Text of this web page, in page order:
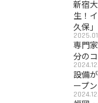
新宿
生！
久保」
専門
分の
設備
ープ